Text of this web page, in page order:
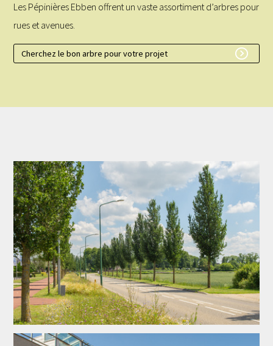
Les Pépinières Ebben offrent un vaste assortiment d’arbres pour
rues et avenues.
Cherchez le bon arbre pour votre projet